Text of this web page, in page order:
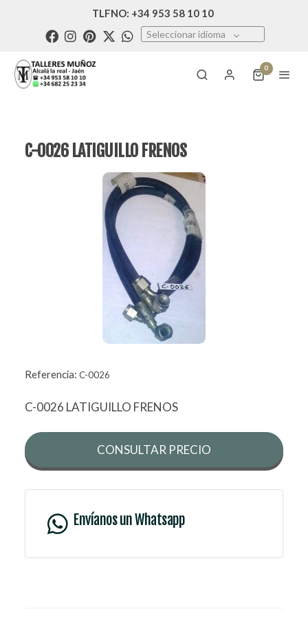
TLFNO: +34 953 58 10 10
Seleccionar idioma
0
C-0026 LATIGUILLO FRENOS
Referencia: C-0026
C-0026 LATIGUILLO FRENOS
CONSULTAR PRECIO
Envíanos un Whatsapp